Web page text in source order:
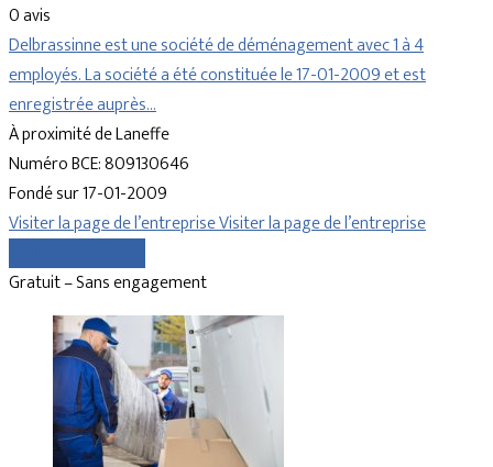
0 avis
Delbrassinne est une société de déménagement avec 1 à 4
employés. La société a été constituée le 17-01-2009 et est
enregistrée auprès…
À proximité de Laneffe
Numéro BCE: 809130646
Fondé sur 17-01-2009
Visiter la page de l’entrepriseVisiter la page de l’entreprise
Gratuit – Sans engagement